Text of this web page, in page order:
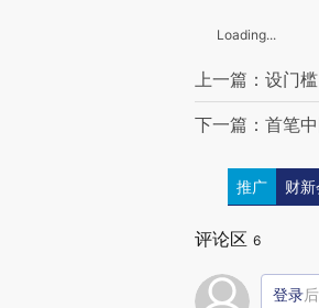
Loading...
上一篇：设门
下一篇：首笔
推广 财
评论区 6
登录